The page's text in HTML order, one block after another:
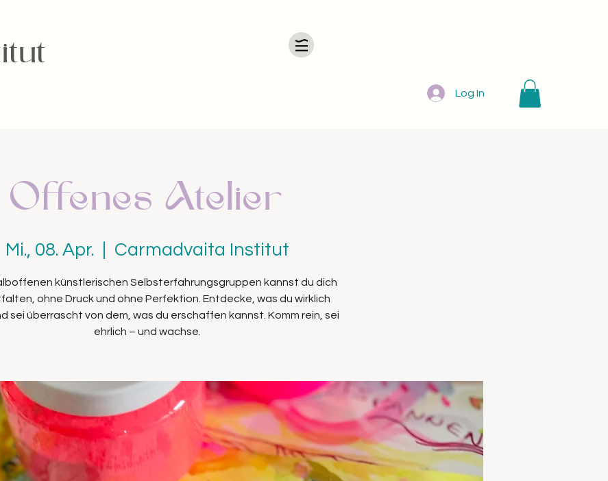
Log In
Offenes Atelier
Mi., 08. Apr. Carmadvaita Institut
künstlerischen Selbsterfahrungsgruppen kannst du dich
ohne Druck und ohne Perfektion. Entdecke, was du wirklich
sei überrascht von dem, was du erschaffen kannst. Komm rein, sei